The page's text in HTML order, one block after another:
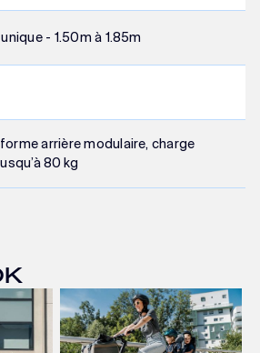
- 1.50m à 1.85m
arrière modulaire, charge
80 kg